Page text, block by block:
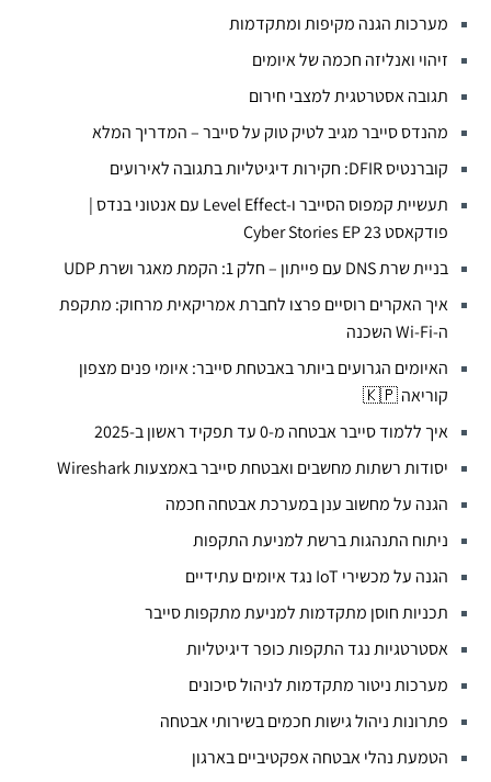
מערכות הגנה מקיפות ומתקדמות
זיהוי ואנליזה חכמה של איומים
תגובה אסטרטגית למצבי חירום
מהנדס סייבר מגיב לטיק טוק על סייבר – המדריך המלא
קוברנטיס DFIR: חקירות דיגיטליות בתגובה לאירועים
תעשיית קמפוס הסייבר ו-Level Effect עם אנטוני בנדס |
פודקאסט Cyber Stories EP 23
בניית שרת DNS עם פייתון – חלק 1: הקמת מאגר ושרת UDP
איך האקרים רוסיים פרצו לחברת אמריקאית מרחוק: מתקפת
ה-Wi-Fi השכנה
האיומים הגרועים ביותר באבטחת סייבר: איומי פנים מצפון
קוריאה 🇰🇵
איך ללמוד סייבר אבטחה מ-0 עד תפקיד ראשון ב-2025
יסודות רשתות מחשבים ואבטחת סייבר באמצעות Wireshark
הגנה על מחשוב ענן במערכת אבטחה חכמה
ניתוח התנהגות ברשת למניעת התקפות
הגנה על מכשירי IoT נגד איומים עתידיים
תכניות חוסן מתקדמות למניעת מתקפות סייבר
אסטרטגיות נגד התקפות כופר דיגיטליות
מערכות ניטור מתקדמות לניהול סיכונים
פתרונות ניהול גישות חכמים בשירותי אבטחה
הטמעת נהלי אבטחה אפקטיביים בארגון